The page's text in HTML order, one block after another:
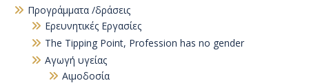
Προγράμματα /δράσεις
Eρευνητικές Εργασίες
The Tipping Point, Profession has no gender
Αγωγή υγείας
Αιμοδοσία